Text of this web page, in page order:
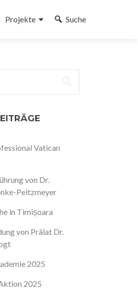
Projekte Suche
Vatican
von Dr.
Peitzmeyer
in Timișoara
von Prälat Dr.
2025
2025